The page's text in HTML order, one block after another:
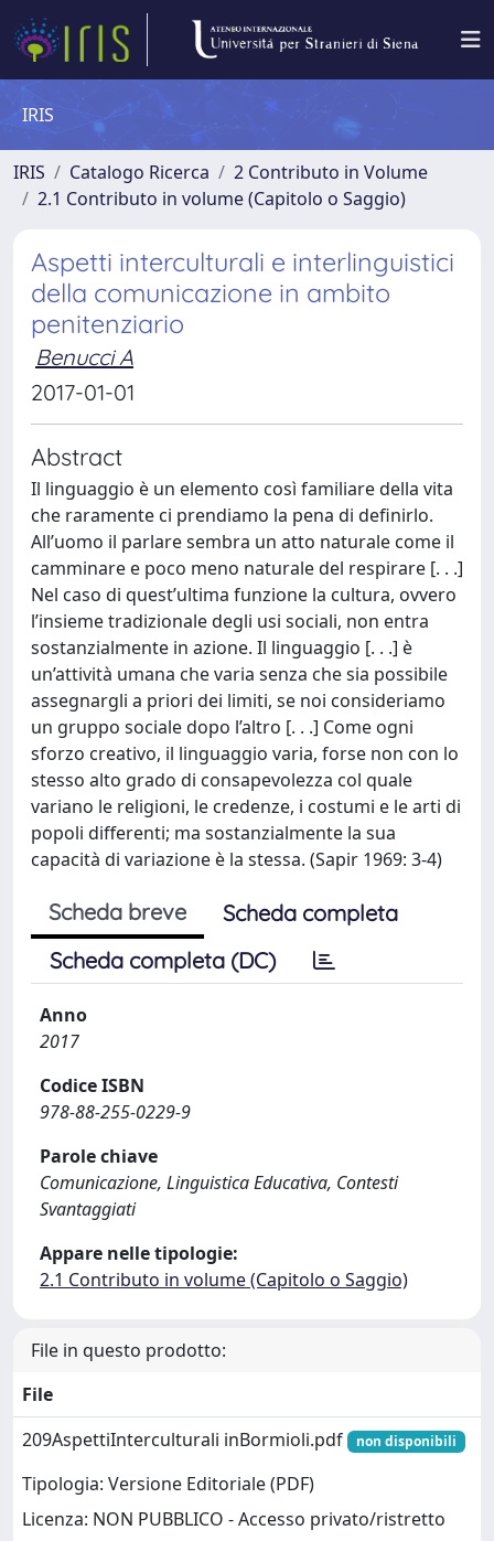
IRIS
IRIS Catalogo Ricerca
2 Contributo in Volume
2.1 Contributo in volume (Capitolo o Saggio)
Aspetti interculturali e interlinguistici
della comunicazione in ambito
penitenziario
Benucci A
2017-01-01
Abstract
Il linguaggio è un elemento così familiare della vita
che raramente ci prendiamo la pena di definirlo.
All’uomo il parlare sembra un atto naturale come il
camminare e poco meno naturale del respirare [. . .]
Nel caso di quest’ultima funzione la cultura, ovvero
l’insieme tradizionale degli usi sociali, non entra
sostanzialmente in azione. Il linguaggio [. . .] è
un’attività umana che varia senza che sia possibile
assegnargli a priori dei limiti, se noi consideriamo
un gruppo sociale dopo l’altro [. . .] Come ogni
sforzo creativo, il linguaggio varia, forse non con lo
stesso alto grado di consapevolezza col quale
variano le religioni, le credenze, i costumi e le arti di
popoli differenti; ma sostanzialmente la sua
capacità di variazione è la stessa. (Sapir 1969: 3-4)
Scheda breve
Scheda completa
Scheda completa (DC)
Anno
2017
Codice ISBN
978-88-255-0229-9
Parole chiave
Comunicazione, Linguistica Educativa, Contesti
Svantaggiati
Appare nelle tipologie:
2.1 Contributo in volume (Capitolo o Saggio)
File in questo prodotto:
File
209AspettiInterculturali inBormioli.pdf
non disponibili
Tipologia: Versione Editoriale (PDF)
Licenza: NON PUBBLICO - Accesso privato/ristretto